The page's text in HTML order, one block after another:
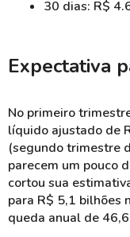
30 dias: R$
Expectativa
No primeiro
líquido ajustado de
(segundo trimestre
parecem um pouco
cortou sua
para R$ 5,1 bilhões
queda anual de